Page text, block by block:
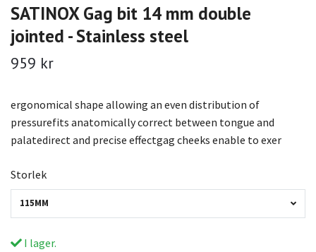
SATINOX Gag bit 14 mm double
jointed - Stainless steel
959 kr
ergonomical shape allowing an even distribution of
pressurefits anatomically correct between tongue and
palatedirect and precise effectgag cheeks enable to exer
Storlek
115MM
I lager.